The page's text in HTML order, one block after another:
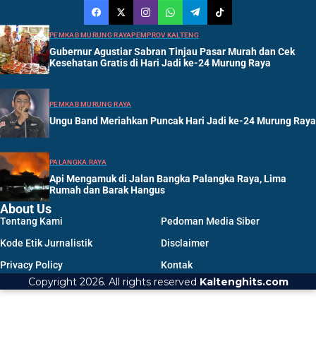
PEMKAB MURUNG RAYAPEMPROV KALTENG
Gubernur Agustiar Sabran Tinjau Pasar Murah dan Cek
Kesehatan Gratis di Hari Jadi ke-24 Murung Raya
PEMKAB MURUNG RAYA
Ungu Band Meriahkan Puncak Hari Jadi ke-24 Murung Raya
PALANGKA RAYA
Api Mengamuk di Jalan Bangka Palangka Raya, Lima
Rumah dan Barak Hangus
About Us
Tentang Kami
Pedoman Media Siber
Kode Etik Jurnalistik
Disclaimer
Privacy Policy
Kontak
Copyright 2026. All rights reserved Kaltenghits.com